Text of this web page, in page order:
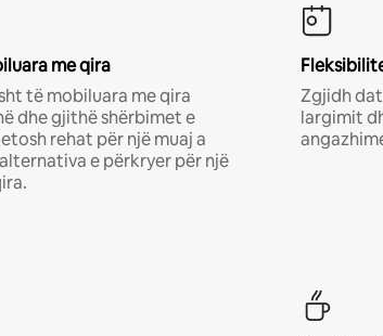
me qira
të mobiluara me qira
dhe gjithë shërbimet e
rehat për një muaj a
e përkryer për një
Zgjidh
largimit